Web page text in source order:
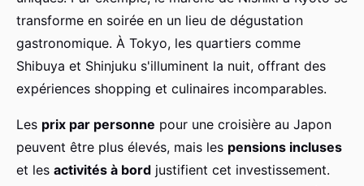
transforme en soirée en un lieu de dégustation
gastronomique. À Tokyo, les quartiers comme
Shibuya et Shinjuku s'illuminent la nuit, offrant des
expériences shopping et culinaires incomparables.
Les prix par personne pour une croisière au Japon
peuvent être plus élevés, mais les pensions incluses
et les activités à bord justifient cet investissement.